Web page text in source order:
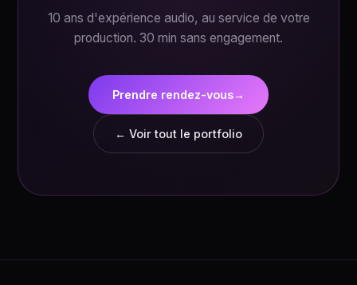
10 ans d'expérience audio, au service de votre
production. 30 min sans engagement.
Prendre rendez-vous→
← Voir tout le portfolio